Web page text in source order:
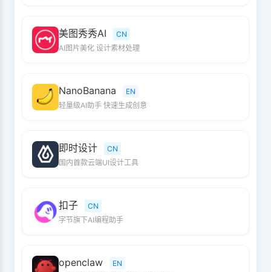
美图秀秀AI
CN
AI图片美化 设计素材处理
NanoBanana
EN
轻量级AI助手 快速生成创意
即时设计
CN
国内首款云端UI设计工具
扣子
CN
字节旗下AI编程助手
openclaw
EN